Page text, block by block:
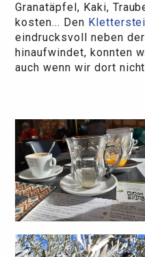
Granatäpfel, Kaki,
kosten... Den
eindrucksvoll neben
hinaufwindet, konnten
auch wenn wir dort